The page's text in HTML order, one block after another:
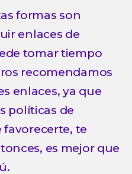
formas son
enlaces de
tomar tiempo
recomendamos
enlaces, ya que
políticas de
favorecerte, te
es mejor que